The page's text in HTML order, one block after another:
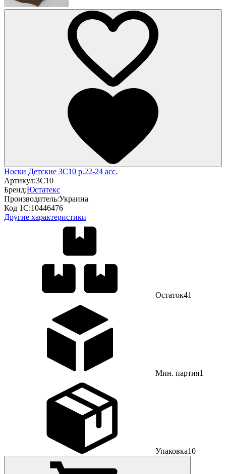
Носки Детские 3С10 р.22-24 асс.
Артикул:3С10
Бренд:Юстатекс
Производитель:Украина
Код 1С:10446476
Другие характеристики
Остаток41
Мин. партия1
Упаковка10